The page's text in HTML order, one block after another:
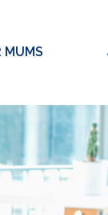
MUMS